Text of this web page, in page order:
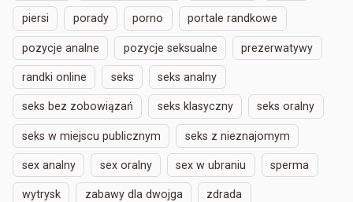
piersi porady porno portale randkowe
pozycje analne pozycje seksualne prezerwatywy
randki online seks seks analny
seks bez zobowiązań seks klasyczny seks oralny
seks w miejscu publicznym seks z nieznajomym
sex analny sex oralny sex w ubraniu sperma
wytrysk zabawy dla dwojga zdrada